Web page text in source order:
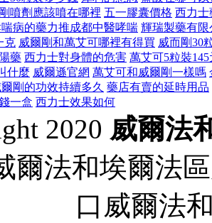
噴劑應該噴在哪裡 五一膠囊價格 西力士
病的藥力推成都中醫哮喘 輝瑞製藥有限
克 威爾剛和萬艾可哪裡有得買 威而剛30
藥 西力士對身體的危害 萬艾可5粒裝145
什麼 威爾遜官網 萬艾可和威爾剛一樣嗎
爾剛的功效持續多久 藥店有賣的延時用品
一盒 西力士效果如何
2020 威爾法
爾法和埃爾法
口威爾法